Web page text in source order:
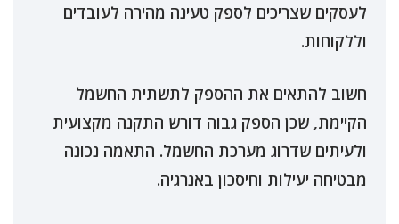
לעסקים שצריכים לספק טעינה מהירה לעובדים
וללקוחות.
חשוב להתאים את ההספק לתשתית החשמל
הקיימת, שכן הספק גבוה דורש התקנה מקצועית
ולעיתים שדרוג מערכת החשמל. התאמה נכונה
מבטיחה יעילות וחיסכון באנרגיה.